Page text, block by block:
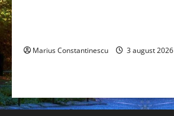
Marius Constantinescu 3 august 2026